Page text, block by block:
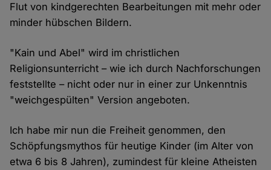
Flut von kindgerechten Bearbeitungen mit mehr oder
minder hübschen Bildern.
"Kain und Abel" wird im christlichen
Religionsunterricht – wie ich durch Nachforschungen
feststellte – nicht oder nur in einer zur Unkenntnis
"weichgespülten" Version angeboten.
Ich habe mir nun die Freiheit genommen, den
Schöpfungsmythos für heutige Kinder (im Alter von
etwa 6 bis 8 Jahren), zumindest für kleine Atheisten